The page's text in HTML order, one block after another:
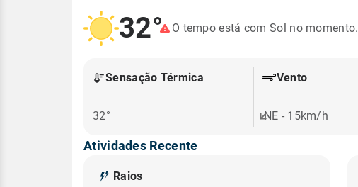
32° O tempo está com Sol no momento.
Sensação Térmica
32°
Vento
NE - 15km/h
Atividades Recente
Raios